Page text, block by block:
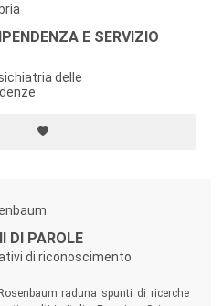
E SERVIZIO
delle
DI PAROLE
di riconoscimento
raduna spunti di ricerche